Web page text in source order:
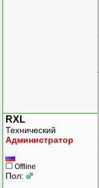
RXL
Технический
Администратор
Offline
Пол: